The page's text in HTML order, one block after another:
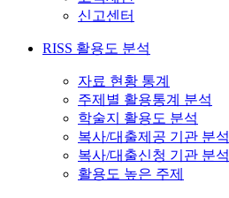
신고센터
RISS 활용도 분석
자료 현황 통계
주제별 활용통계 분석
학술지 활용도 분석
복사/대출제공 기관 분석
복사/대출신청 기관 분석
활용도 높은 주제